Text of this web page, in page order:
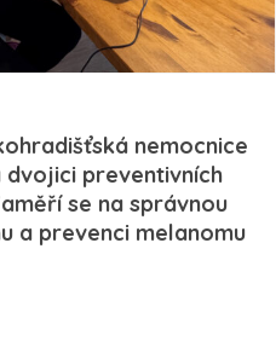
nemocnice
dvojici preventivních
se na správnou
a prevenci melanomu